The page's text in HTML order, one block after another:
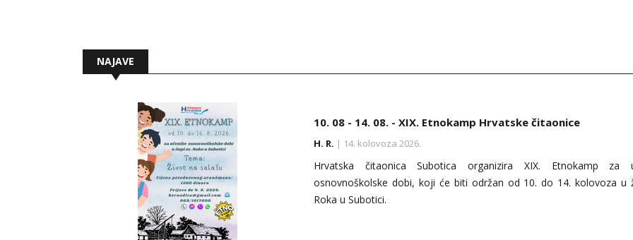
NAJAVE
10. 08 - 14. 08. - XIX. Etnokamp Hrvatske čitaonice
H. R. | 14. kolovoza 2026.
Hrvatska čitaonica Subotica organizira XIX. Etnokamp za
osnovnoškolske dobi, koji će biti održan od 10. do 14. kolovoza u
Roka u Subotici.
25. 07. - 16. 08. - Proštenja u svetištu Gospe Tekijske
H. R. | 16. kolovoza 2026.
U Biskupijskom svetištu Gospe Tekijske kod Petrovaradina od 25.
16. kolovoza bit će održana misna slavlja u povodu Malih i Velikih
Preobraženja, Velike Gospe i blagdana sv. Roka.
15. 05. - 26. 09. - Tavankutsko kulturno lito
H. R. | 26. rujna 2026.
Hrvatsko kulturno-prosvjetno društvo »Matija Gubec« i Galerija Prve
naive u tehnici slame iz Tavankuta i ove godine priređuju
manifestaciju »Tavankutsko kulturno lito« i u okviru nje brojne